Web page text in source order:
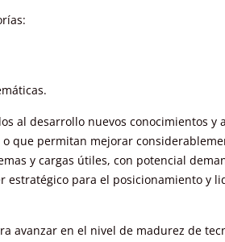
al desarrollo nuevos conocimientos
que permitan mejorar
y cargas útiles, con potencial
para el posicionamiento y
avanzar en el nivel de madurez de